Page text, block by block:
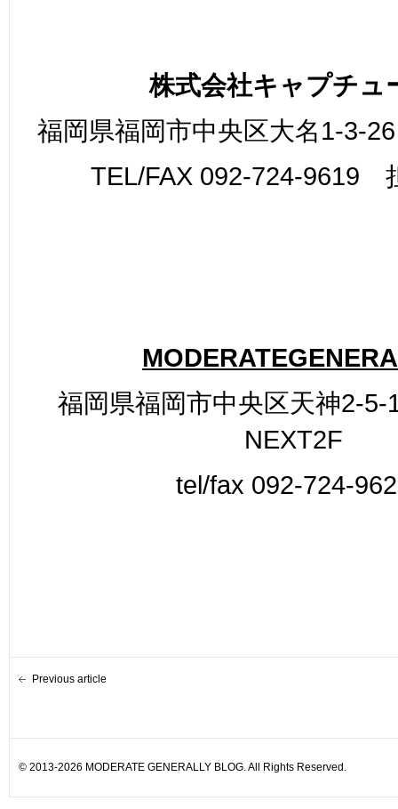
株式会社キャプチュ
福岡県福岡市中央区大名1-3-
TEL/FAX 092-724-9619
福岡県福岡市中央区天神2-5-
NEXT2F
tel/fax 092-724-
Previous article
© 2013-2026 MODERATE GENERALLY BLOG. All Rights Reserved.